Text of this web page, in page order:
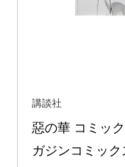
講談社
惡の華 コミッ
ガジンコミック